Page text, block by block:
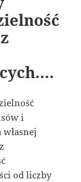
i
od liczby